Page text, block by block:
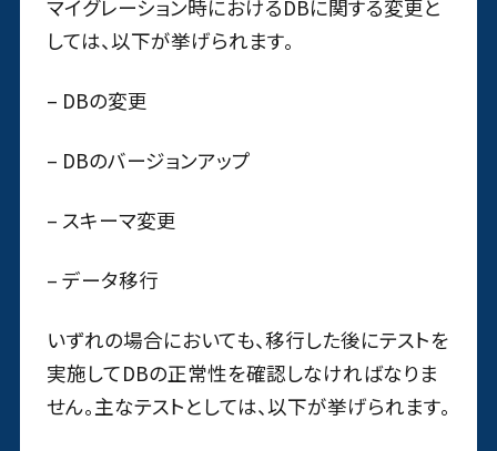
マイグレーション時におけるDBに関する変更と
しては、以下が挙げられます。
– DBの変更
– DBのバージョンアップ
– スキーマ変更
– データ移行
いずれの場合においても、移行した後にテストを
実施してDBの正常性を確認しなければなりま
せん。主なテストとしては、以下が挙げられます。